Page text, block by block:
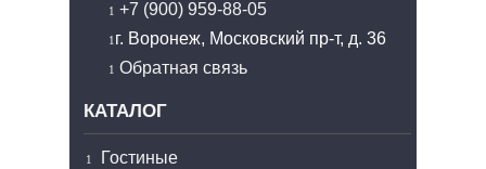
+7 (900) 959-88-05
г. Воронеж, Московский пр-т, д. 36
Обратная связь
КАТАЛОГ
Гостиные